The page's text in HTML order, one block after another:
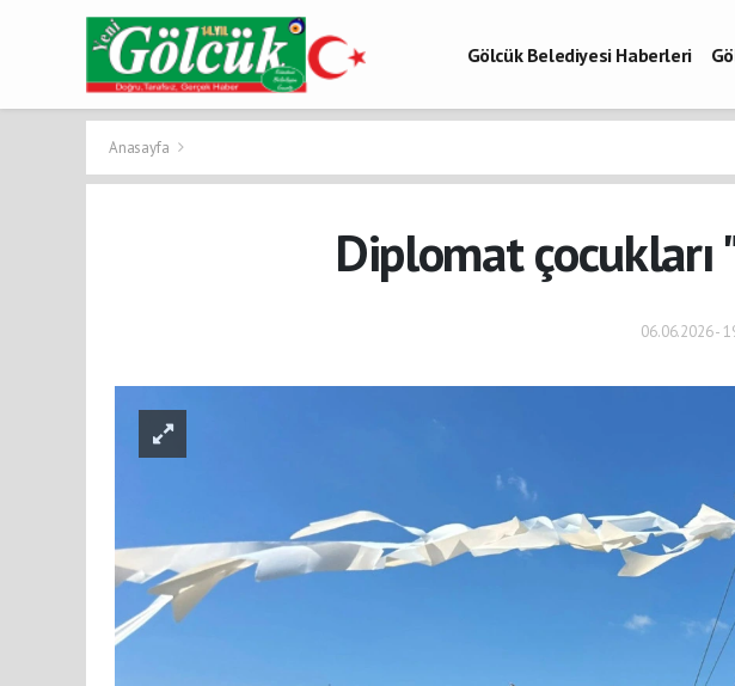
Gölcük Belediyesi Haberleri
Anasayfa
Diplomat
06.06.2026 -